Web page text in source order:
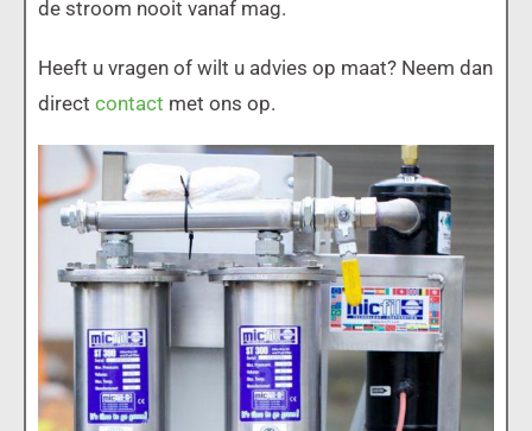
de stroom nooit vanaf mag.
Heeft u vragen of wilt u advies op maat? Neem dan
direct contact met ons op.